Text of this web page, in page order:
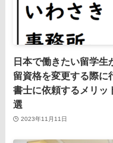
日本で働きたい留学生
留資格を変更する際に
書士に依頼するメリッ
選
2023年11月11日